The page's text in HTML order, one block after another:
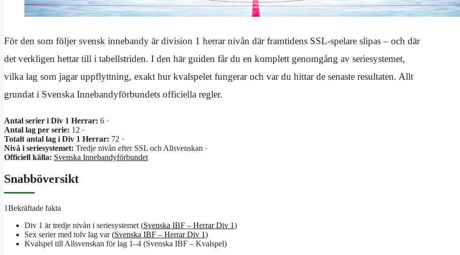
För den som följer svensk innebandy är division 1 herrar nivån där framtidens SSL-spelare slipas – och där
det verkligen hettar till i tabellstriden. I den här guiden får du en komplett genomgång av seriesystemet,
vilka lag som jagar uppflyttning, exakt hur kvalspelet fungerar och var du hittar de senaste resultaten. Allt
grundat i Svenska Innebandyförbundets officiella regler.
Antal serier i Div 1 Herrar: 6 ·
Antal lag per serie: 12 ·
Totalt antal lag i Div 1 Herrar: 72 ·
Nivå i seriesystemet: Tredje nivån efter SSL och Allsvenskan ·
Officiell källa: Svenska Innebandyförbundet
Snabböversikt
1Bekräftade fakta
Div 1 är tredje nivån i seriesystemet (Svenska IBF – Herrar Div 1)
Sex serier med tolv lag var (Svenska IBF – Herrar Div 1)
Kvalspel till Allsvenskan för lag 1–4 (Svenska IBF – Kvalspel)